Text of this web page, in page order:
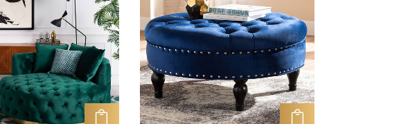
افزودن به سبد خرید افزودن به سبد خرید